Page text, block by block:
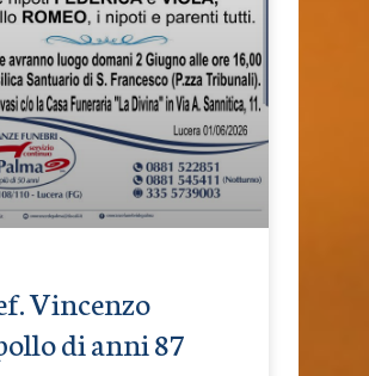
Vincenzo
di anni 87